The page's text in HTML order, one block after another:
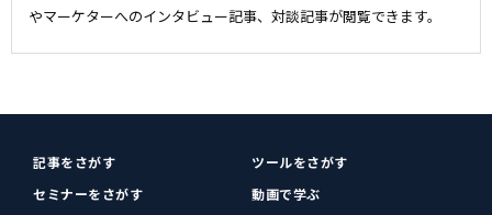
やマーケターへのインタビュー記事、対談記事が閲覧できます。
記事をさがす
ツールをさがす
セミナーをさがす
動画で学ぶ